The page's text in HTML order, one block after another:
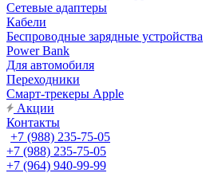
Сетевые адаптеры
Кабели
Беспроводные зарядные устройства
Power Bank
Для автомобиля
Переходники
Смарт-трекеры Apple
Акции
Контакты
+7 (988) 235-75-05
+7 (988) 235-75-05
+7 (964) 940-99-99